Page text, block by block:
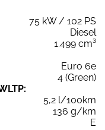
75 kW / 102 PS
Diesel
1.499 cm³
Euro 6e
4 (Green)
5,2 l/100km
136 g/km
E